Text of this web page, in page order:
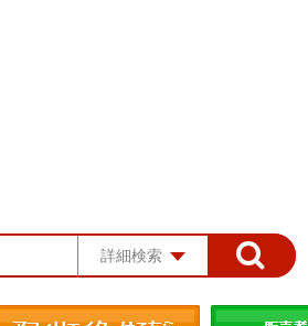
詳細検索